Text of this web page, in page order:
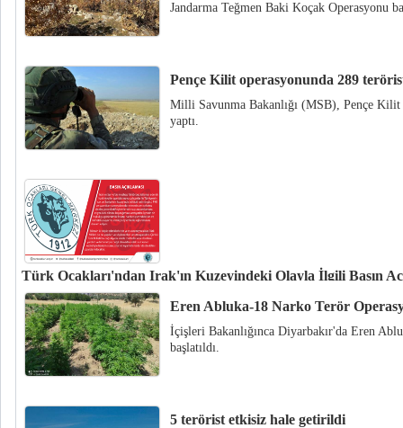
Jandarma Teğmen Baki Koçak Operasyonu
Pençe Kilit operasyonunda 289
Milli Savunma Bakanlığı (MSB), Pençe
yaptı.
Türk Ocakları'ndan Irak'ın Kuzeyindeki Olayla İlgili Basın
Bölücü terör örgütünün Irak'ın Dohuk Vilayeti’nin Zaho İlçesi’nde
halk üzerinden Türkiye'ye yönelik ortaya atılan iftiralara Türk Ocakları
tepki gösterdi.
Eren Abluka-18 Narko Terör
İçişleri Bakanlığınca Diyarbakır'da Eren
başlatıldı.
5 terörist etkisiz hale getirildi